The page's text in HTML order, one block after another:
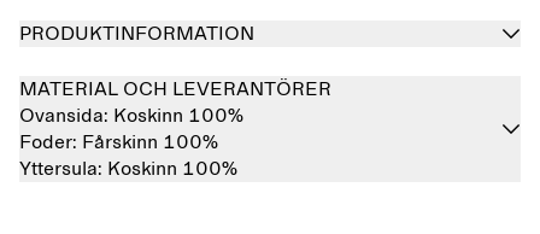
PRODUKTINFORMATION
MATERIAL OCH LEVERANTÖRER
Ovansida: Koskinn 100%
Foder: Fårskinn 100%
Yttersula: Koskinn 100%